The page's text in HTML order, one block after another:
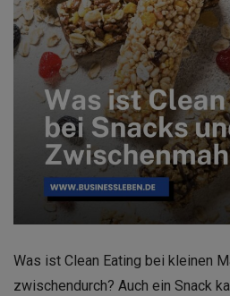
Was ist Clean Eating bei kleinen
zwischendurch? Auch ein Snack